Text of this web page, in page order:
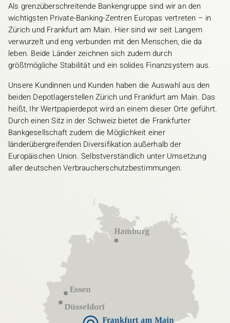
Als grenzüberschreitende Bankengruppe sind wir an den
wichtigsten Private-Banking-Zentren Europas vertreten – in
Zürich und Frankfurt am Main. Hier sind wir seit Langem
verwurzelt und eng verbunden mit den Menschen, die da
leben. Beide Länder zeichnen sich zudem durch
größtmögliche Stabilität und ein solides Finanzsystem aus.
Unsere Kundinnen und Kunden haben die Auswahl aus den
beiden Depotlagerstellen Zürich und Frankfurt am Main. Das
heißt, Ihr Wertpapierdepot wird an einem dieser Orte geführt.
Durch einen Sitz in der Schweiz bietet die Frankfurter
Bankgesellschaft zudem die Möglichkeit einer
länderübergreifenden Diversifikation außerhalb der
Europäischen Union. Selbstverständlich unter Umsetzung
aller deutschen Verbraucherschutzbestimmungen.